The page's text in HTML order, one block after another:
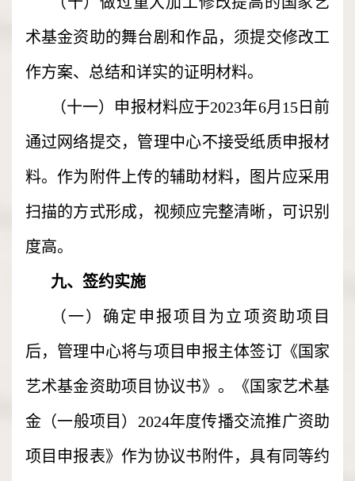
术基金资助的舞台剧和作品，须提交修改工
作方案、总结和详实的证明材料。
（十一）申报材料应于2023年6月15日前
通过网络提交，管理中心不接受纸质申报材
料。作为附件上传的辅助材料，图片应采用
扫描的方式形成，视频应完整清晰，可识别
度高。
九、签约实施
（一）确定申报项目为立项资助项目
后，管理中心将与项目申报主体签订《国家
艺术基金资助项目协议书》。《国家艺术基
金（一般项目）2024年度传播交流推广资助
项目申报表》作为协议书附件，具有同等约